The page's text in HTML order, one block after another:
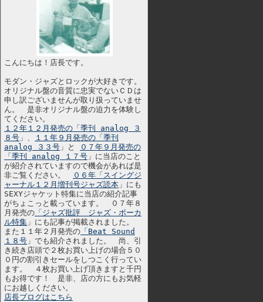
こんにちは！店長です。
モダン・ジャズとロックが大好きです。
オリジナル盤の音質に忠実でないＣＤは
申し訳ございませんが取り扱っていませ
ん。 是非オリジナル盤の迫力を体験し
てください。
１２年１２月発売の「季刊 analog ３
８号 」、
１１年９月発売の「季刊
analog ３３号 」と
０７年９月発売の
「季刊 analog １７号 」に当店のこと
が紹介されていますので機会があれば是
非ご覧ください。
０６年「スイングジ
ャーナル１２月増刊号ジャズ読本 」にも
SEXYジャケット特集に当店の紹介記事
がちょこっと載っています。 ０７年８
月発売の 「ジャズ批評 ジャズ・ボーカ
ル特集 」にも記事が掲載されました。
また１１年２月発売の 「Beat Sound
１８号 」でも紹介されました。 尚、引
き続き店頭で２枚お買い上げの場合５０
０円の割引きセールをしつこく行ってい
ます。 ４枚お買い上げ頂きますと千円
もお得です！ 是非、店の方にもお気軽
にお越しください。
店長ブログはこちら